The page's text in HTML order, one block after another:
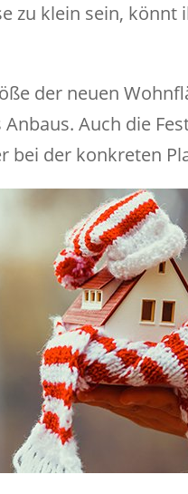
zu klein sein,
der neuen
Auch die
bei der konkreten